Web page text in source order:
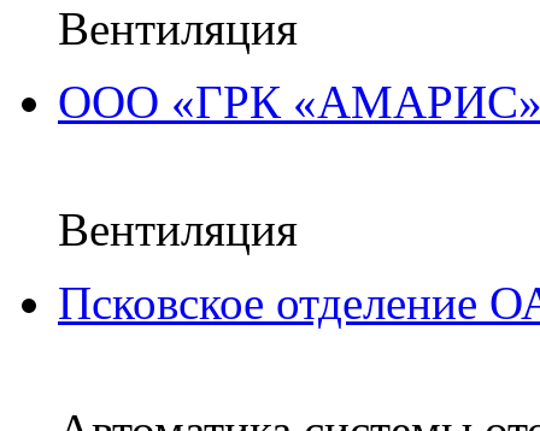
Вентиляция
ООО «ГРК «АМАРИС»,
Вентиляция
Псковское отделение